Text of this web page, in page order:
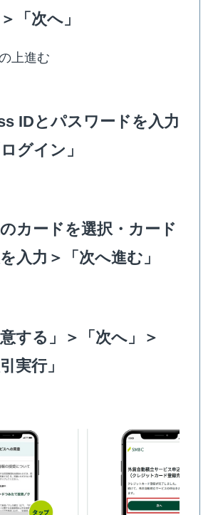
「次へ」
上進む
IDとパスワードを入力
グイン」
カードを選択・カード
入力＞「次へ進む」
意する」＞「次へ」＞
実行」